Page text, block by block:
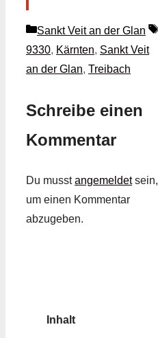
Kategorien
Sankt Veit an der Glan
9330, Kärnten, Sankt Veit
an der Glan, Treibach
Schreibe einen
Kommentar
Du musstangemeldetsein,
um einen Kommentar
abzugeben.
Inhalt